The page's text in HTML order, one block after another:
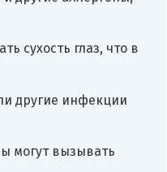
сухость глаз, что в
другие инфекции
могут вызывать